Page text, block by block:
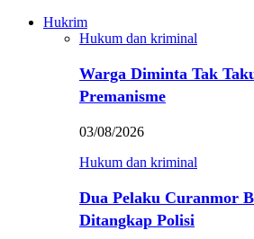
Hukrim
Hukum dan kriminal
Warga Diminta Tak
Premanisme
03/08/2026
Hukum dan kriminal
Dua Pelaku Curanmor
Ditangkap Polisi